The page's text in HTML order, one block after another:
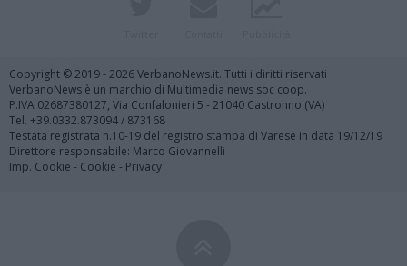
Copyright © 2019 - 2026 VerbanoNews.it. Tutti i diritti riservati
VerbanoNews è un marchio di Multimedia news soc coop.
P.IVA 02687380127, Via Confalonieri 5 - 21040 Castronno (VA)
Tel. +39.0332.873094 / 873168
Testata registrata n.10-19 del registro stampa di Varese in data 19/12/19
Direttore responsabile: Marco Giovannelli
Imp. Cookie - Cookie - Privacy